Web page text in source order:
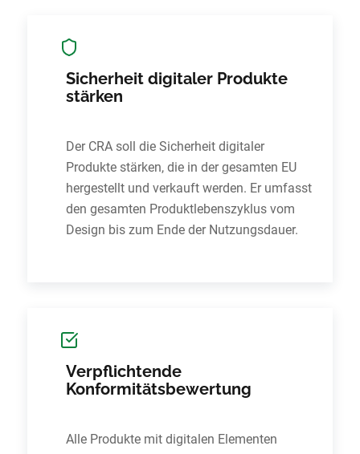
Sicherheit digitaler Produkte
stärken
Der CRA soll die Sicherheit digitaler
Produkte stärken, die in der gesamten EU
hergestellt und verkauft werden. Er umfasst
den gesamten Produktlebenszyklus vom
Design bis zum Ende der Nutzungsdauer.
Verpflichtende
Konformitätsbewertung
Alle Produkte mit digitalen Elementen